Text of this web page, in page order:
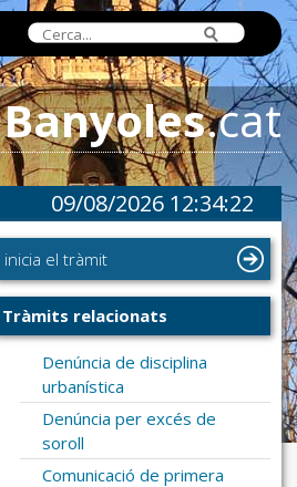
Banyoles.cat
09/08/2026 12:34:22
inicia el tràmit
Tràmits relacionats
Denúncia de disciplina
urbanística
Denúncia per excés de
soroll
Comunicació de primera